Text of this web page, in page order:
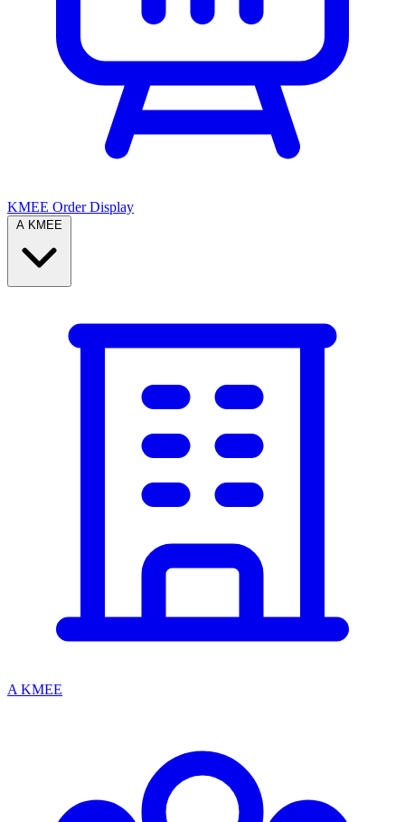
KMEE Order Display
A KMEE